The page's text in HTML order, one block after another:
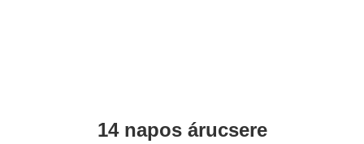
14 napos árucsere